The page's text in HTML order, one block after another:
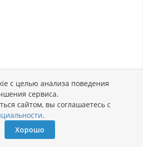
(LED)
с целью анализа поведения
сервиса.
сайтом, вы соглашаетесь с
.
Хорошо